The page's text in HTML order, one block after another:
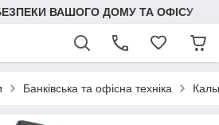
ВАШОГО ДОМУ ТА ОФІСУ
Банківська та офісна техніка